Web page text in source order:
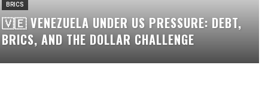
BRICS
🇻🇪 VENEZUELA UNDER US PRESSURE: DEBT,
BRICS, AND THE DOLLAR CHALLENGE